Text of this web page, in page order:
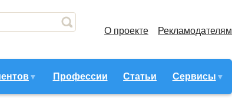
О проекте Рекламодателям
Профессии Статьи Сервисы